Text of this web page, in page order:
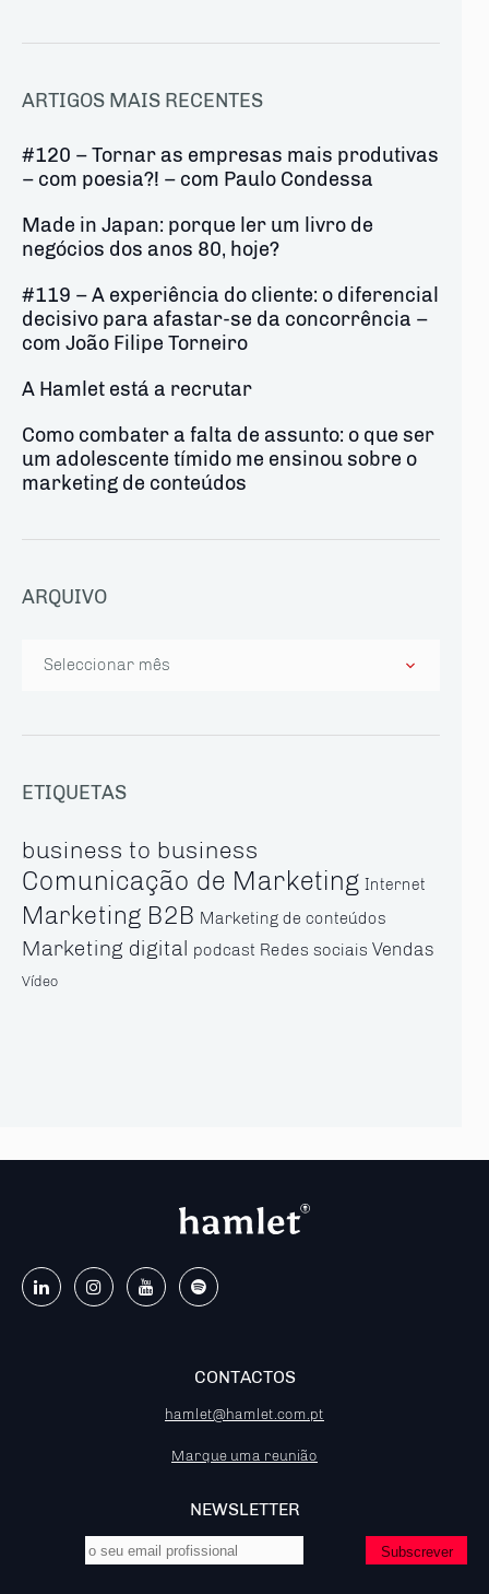
ARTIGOS MAIS RECENTES
#120 – Tornar as empresas mais produtivas
– com poesia?! – com Paulo Condessa
Made in Japan: porque ler um livro de
negócios dos anos 80, hoje?
#119 – A experiência do cliente: o diferencial
decisivo para afastar-se da concorrência –
com João Filipe Torneiro
A Hamlet está a recrutar
Como combater a falta de assunto: o que ser
um adolescente tímido me ensinou sobre o
marketing de conteúdos
ARQUIVO
ETIQUETAS
business to business
Comunicação de Marketing Internet
Marketing B2B Marketing de conteúdos
Marketing digital podcast Redes sociais Vendas
Vídeo
CONTACTOS
hamlet@hamlet.com.pt
Marque uma reunião
NEWSLETTER